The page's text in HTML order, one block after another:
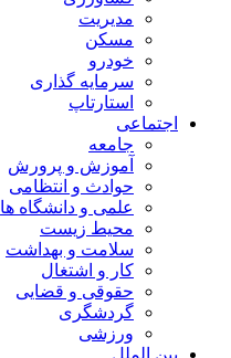
مدیریت
مسکن
خودرو
سرمایه گذاری
استارتاپ
اجتماعی
جامعه
آموزش و پرورش
حوادث و انتظامی
علمی و دانشگاه ها
محیط زیست
سلامت و بهداشت
کار و اشتغال
حقوقی و قضایی
گردشگری
ورزشی
بین الملل